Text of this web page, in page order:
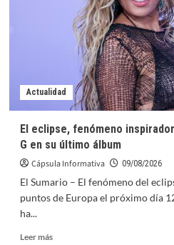
México:
Infraestructura
le
Queda
Fútbol
Base?
por
Rafael
Silva
Actualidad
El eclipse, fenómeno
G en su último álbum
Cápsula Informativa 09/08/2026
El Sumario – El fenómeno del
puntos de Europa el próximo día
ha...
Leer másLeer